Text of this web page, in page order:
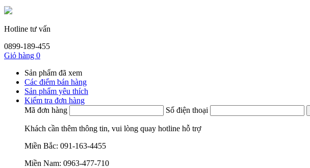
Hotline tư vấn
0899-189-455
Giỏ hàng 0
Sản phẩm đã xem
Các điểm bán hàng
Sản phẩm yêu thích
Kiểm tra đơn hàng
Mã đơn hàng
Số điện thoại
Khách cần thêm thông tin, vui lòng quay hotline hỗ trợ
Miền Bắc: 091-163-4455
Miền Nam: 0963-477-710